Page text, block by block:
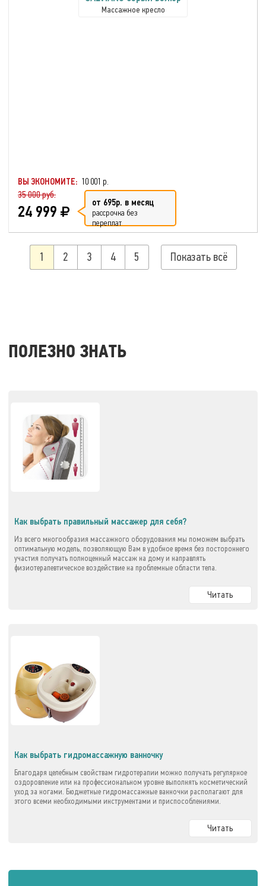
Массажное кресло
ВЫ ЭКОНОМИТЕ: 10 001 р.
35 000 руб.
24 999 от 695р. в месяц
рассрочка без
переплат
1 2 3 4 5 Показать всё
ПОЛЕЗНО ЗНАТЬ
Как выбрать правильный массажер для себя?
Из всего многообразия массажного оборудования мы поможем выбрать
оптимальную модель, позволяющую Вам в удобное время без постороннего
участия получать полноценный массаж на дому и направлять
физиотерапевтическое воздействие на проблемные области тела.
Читать
Как выбрать гидромассажную ванночку
Благодаря целебным свойствам гидротерапии можно получать регулярное
оздоровление или на профессиональном уровне выполнять косметический
уход за ногами. Бюджетные гидромассажные ванночки располагают для
этого всеми необходимыми инструментами и приспособлениями.
Читать